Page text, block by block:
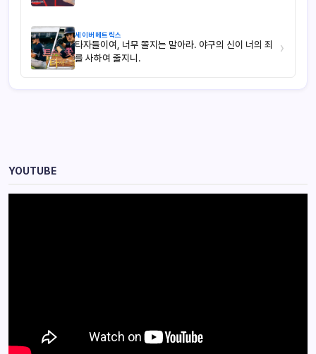
세이버메트릭스
타자들이여, 너무 쫄지는 말아라. 야구의 신이 너의 죄
를 사하여 줄지니.
›
YOUTUBE